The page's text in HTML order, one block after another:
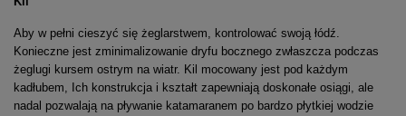
Aby w pełni cieszyć się żeglarstwem, kontrolować swoją łódź.
Konieczne jest zminimalizowanie dryfu bocznego zwłaszcza podczas
żeglugi kursem ostrym na wiatr. Kil mocowany jest pod każdym
kadłubem, Ich konstrukcja i kształt zapewniają doskonałe osiągi, ale
nadal pozwalają na pływanie katamaranem po bardzo płytkiej wodzie